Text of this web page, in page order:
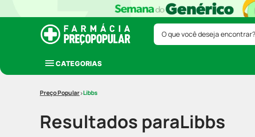
O que você deseja encontrar?
CATEGORIAS
Libbs
Resultados paraLibbs